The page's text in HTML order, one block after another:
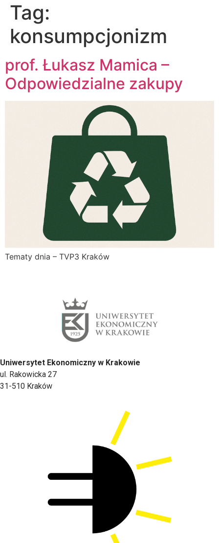
Tag:
konsumpcjonizm
prof. Łukasz Mamica –
Odpowiedzialne zakupy
Tematy dnia – TVP3 Kraków
Uniwersytet Ekonomiczny w Krakowie
ul. Rakowicka 27
31-510 Kraków